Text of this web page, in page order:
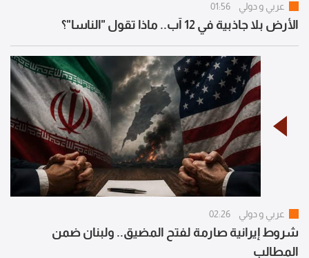
عربي و دولي 01:56
الأرض بلا جاذبية في 12 آب.. ماذا تقول "الناسا"؟
عربي و دولي 02:26
شروط إيرانية صارمة لفتح المضيق.. ولبنان ضمن
المطالب